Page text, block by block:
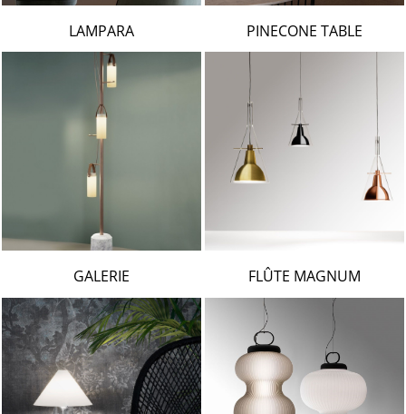
PINECONE TABLE
LAMPARA
FLÛTE MAGNUM
GALERIE